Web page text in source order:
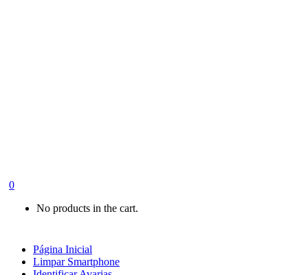
0
No products in the cart.
Página Inicial
Limpar Smartphone